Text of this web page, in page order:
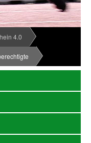
4.0